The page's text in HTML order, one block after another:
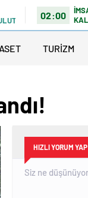
02:00
TURİZM
HIZLI YORUM YAP